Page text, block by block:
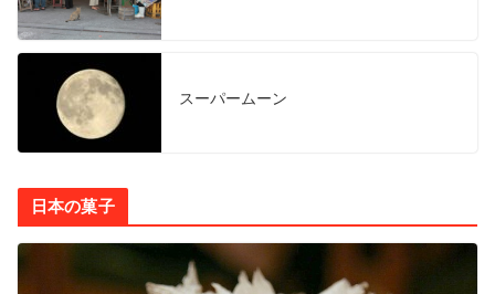
スーパームーン
日本の菓子